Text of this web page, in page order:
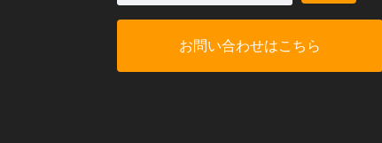
お問い合わせはこちら